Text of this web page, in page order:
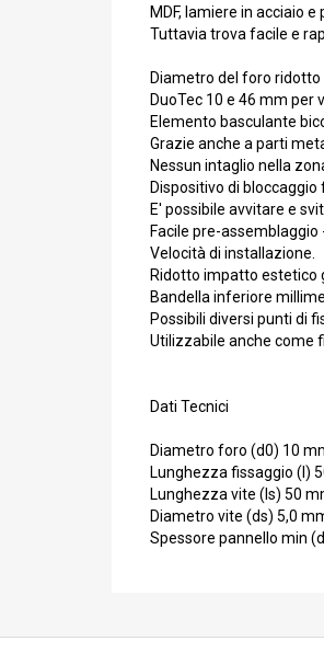
MDF, lamiere in acciaio e
Tuttavia trova facile e
Diametro del foro
DuoTec 10 e 46 mm per
Elemento basculante
Grazie anche a parti
Nessun intaglio nella
Dispositivo di
E' possibile avvitare e
Facile pre-
Velocità di installazione.
Ridotto impatto estetico
Bandella inferiore
Possibili diversi punti di
Utilizzabile anche come
Dati Tecnici
Diametro foro (d0) 10
Lunghezza fissaggio (l)
Lunghezza vite (ls) 50
Diametro vite (ds) 5,0
Spessore pannello min